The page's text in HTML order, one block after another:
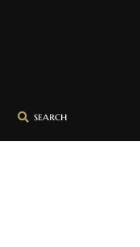
search